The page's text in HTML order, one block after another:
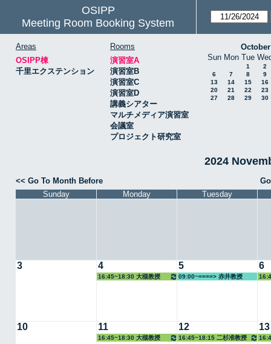
OSIPP
Meeting Room Booking System
Areas
OSIPP棟
千里エクステンション
Rooms
演習室A
演習室B
演習室C
演習室D
講義シアター
マルチメディア演習室
会議室
プロジェクト研究室
Sun Mon Tue
1
2
6
7 8
9
13
14 15
16
20
21 22
23
27
28 29 30
2024
<< Go To Month Before
Sunday
Monday Tuesday
3 4
16:45~18:30 大槻教授
5
09:00~====> 赤井教授
6
10 11
16:45~18:30 大槻教授
12
16:45~18:15 二杉准教授
13